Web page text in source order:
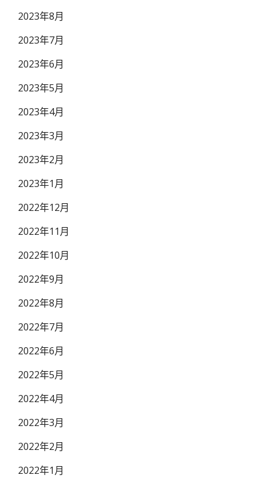
2023年8月
2023年7月
2023年6月
2023年5月
2023年4月
2023年3月
2023年2月
2023年1月
2022年12月
2022年11月
2022年10月
2022年9月
2022年8月
2022年7月
2022年6月
2022年5月
2022年4月
2022年3月
2022年2月
2022年1月